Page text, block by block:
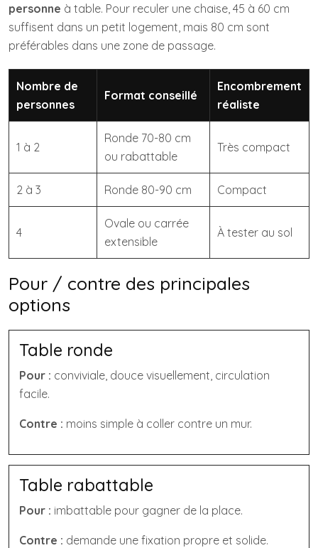
personne à table. Pour reculer une chaise, 45 à 60 cm
suffisent dans un petit logement, mais 80 cm sont
préférables dans une zone de passage.
Nombre de
personnes
Format conseillé
Encombrement
réaliste
1 à 2
Ronde 70-80 cm
ou rabattable
Très compact
2 à 3 Ronde 80-90 cm Compact
4
Ovale ou carrée
extensible
À tester au sol
Pour / contre des principales
options
Table ronde
Pour : conviviale, douce visuellement, circulation
facile.
Contre : moins simple à coller contre un mur.
Table rabattable
Pour : imbattable pour gagner de la place.
Contre : demande une fixation propre et solide.